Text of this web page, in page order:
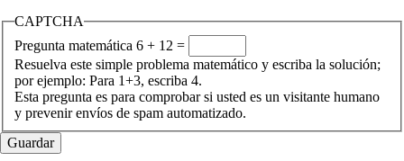
CAPTCHA
Pregunta matemática 6 + 12 =
Resuelva este simple problema matemático y escriba la solución;
por ejemplo: Para 1+3, escriba 4.
Esta pregunta es para comprobar si usted es un visitante humano
y prevenir envíos de spam automatizado.